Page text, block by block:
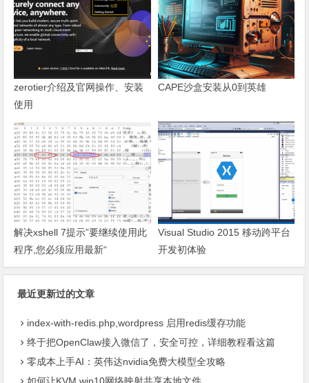
zerotier介绍及官网操作、安装
使用
CAPE沙盒安装从0到英雄
解决xshell 7提示”要继续使用此
程序,您必须应用最新“
Visual Studio 2015 移动跨平台
开发初体验
最近更新过的文章
index-with-redis.php,wordpress 启用redis缓存功能
终于把OpenClaw接入微信了，安全可控，详细教程看这篇
零成本上手AI：英伟达nvidia免费大模型全攻略